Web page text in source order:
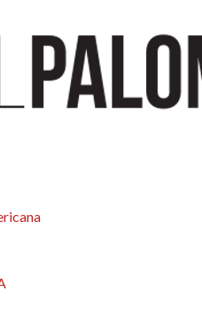
española y latinoamericana